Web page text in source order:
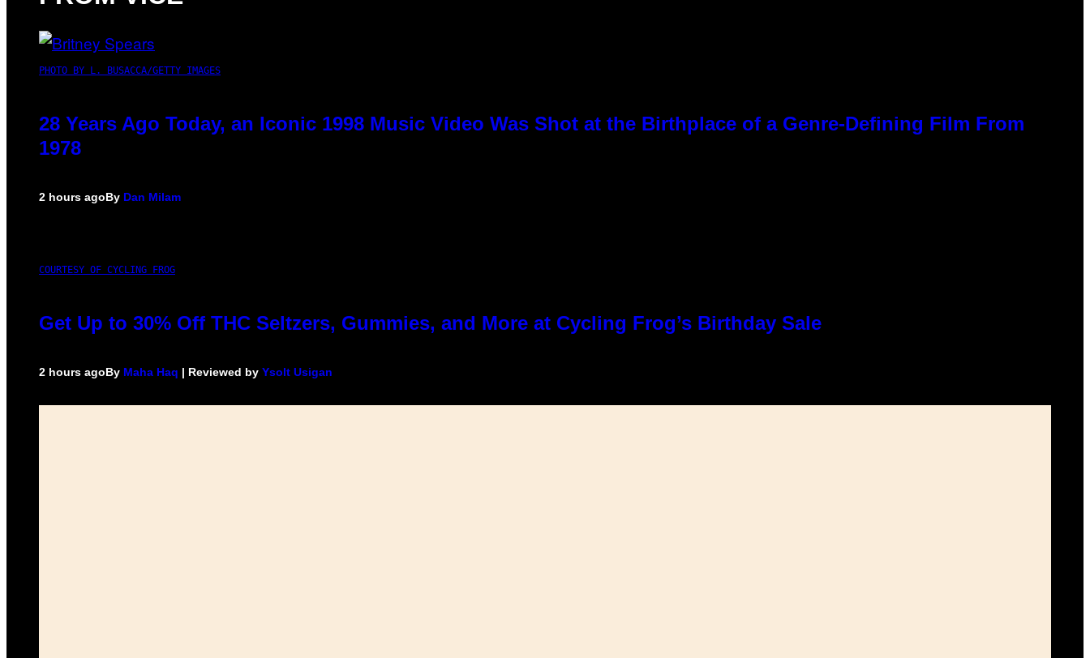
PHOTO BY L. BUSACCA/GETTY IMAGES
28 Years Ago Today, an Iconic 1998 Music Video Was Shot at the Birthplace of a Genre-Defining Film From
1978
2 hours agoBy Dan Milam
COURTESY OF CYCLING FROG
Get Up to 30% Off THC Seltzers, Gummies, and More at Cycling Frog’s Birthday Sale
2 hours agoBy Maha Haq | Reviewed by Ysolt Usigan